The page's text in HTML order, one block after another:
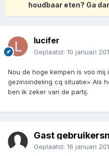
houdbaar eten? Ga
lucifer
Geplaatst: 10 januari
Nou de hoge kempen is voo mij
gezinsindeling cq situatie> Als
ben ik zeker van de partij.
Gast
Geplaatst: 16 januari